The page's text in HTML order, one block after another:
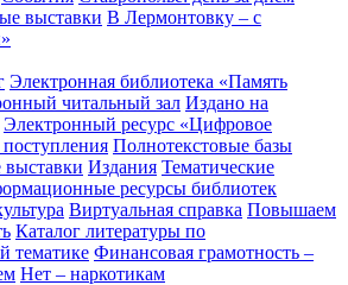
выставки В Лермонтовку – с
Электронная библиотека «Память
читальный зал Издано на
Электронный ресурс «Цифровое
Полнотекстовые базы
Издания Тематические
ресурсы библиотек
Виртуальная справка Повышаем
Каталог литературы по
тематике Финансовая грамотность –
Нет – наркотикам